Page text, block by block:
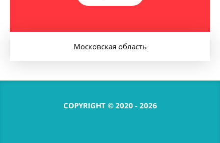
Московская область
COPYRIGHT © 2020 - 2026